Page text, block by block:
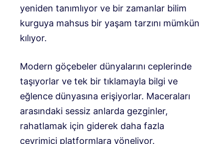
yeniden tanımlıyor ve bir zamanlar bilim
kurguya mahsus bir yaşam tarzını mümkün
kılıyor.
Modern göçebeler dünyalarını ceplerinde
taşıyorlar ve tek bir tıklamayla bilgi ve
eğlence dünyasına erişiyorlar. Maceraları
arasındaki sessiz anlarda gezginler,
rahatlamak için giderek daha fazla
çevrimiçi platformlara yöneliyor.